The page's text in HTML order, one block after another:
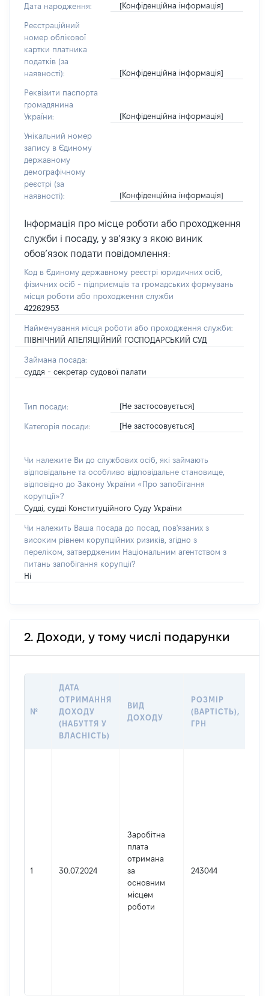
Дата народження: [Конфіденційна інформація]
Реєстраційний
номер облікової
картки платника
податків (за
наявності):
[Конфіденційна інформація]
Реквізити паспорта
громадянина
України:
[Конфіденційна інформація]
Унікальний номер
запису в Єдиному
державному
демографічному
реєстрі (за
наявності):
[Конфіденційна інформація]
Інформація про місце роботи або проходження
служби і посаду, у зв’язку з якою виник
обов’язок подати повідомлення:
Код в Єдиному державному реєстрі юридичних осіб,
фізичних осіб - підприємців та громадських формувань
місця роботи або проходження служби
42262953
Найменування місця роботи або проходження служби:
ПІВНІЧНИЙ АПЕЛЯЦІЙНИЙ ГОСПОДАРСЬКИЙ СУД
Займана посада:
суддя - секретар судової палати
Тип посади: [Не застосовується]
Категорія посади: [Не застосовується]
Чи належите Ви до службових осіб, які займають
відповідальне та особливо відповідальне становище,
відповідно до Закону України «Про запобігання
корупції»?
Судді, судді Конституційного Суду України
Чи належить Ваша посада до посад, пов'язаних з
високим рівнем корупційних ризиків, згідно з
переліком, затвердженим Національним агентством з
питань запобігання корупції?
Ні
2. Доходи, у тому числі подарунки
№
ДАТА
ОТРИМАННЯ
ДОХОДУ
(НАБУТТЯ У
ВЛАСНІСТЬ)
ВИД
ДОХОДУ
РОЗМІР
(ВАРТІСТЬ),
ГРН
1 30.07.2024
Заробітна
плата
отримана
за
основним
місцем
роботи
243044